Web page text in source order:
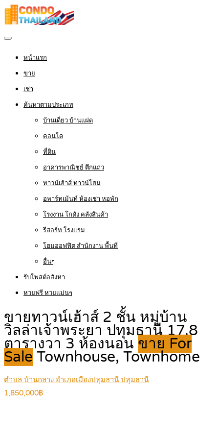
หน้าแรก
ขาย
เช่า
ค้นหาตามประเภท
บ้านเดี่ยว บ้านแฝด
คอนโด
ที่ดิน
อาคารพาณิชย์ ตึกแถว
ทาวน์เฮ้าส์ ทาวน์โฮม
อพาร์ทเม้นท์ ห้องเช่า หอพัก
โรงงาน โกดัง คลังสินค้า
รีสอร์ท โรงแรม
โฮมออฟฟิต สำนักงาน พื้นที่
อื่นๆ
รับโพสต์อสังหา
หวยฟรี หวยแม่นๆ
ขายทาวน์เฮ้าส์ 2 ชั้น หมู่บ้าน
วิลล่าเจ้าพระยา ปทุมธานี 17.8
ตารางวา 3 ห้องนอน ขาย For
Sale Townhouse, Townhome
ตำบล บ้านกลาง อำเภอเมืองปทุมธานี ปทุมธานี
1,850,000฿